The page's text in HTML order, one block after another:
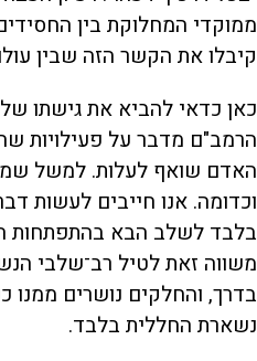
ממוקדי המחלוקת בין
קיבלו את הקשר הזה שבין
כאן כדאי להביא את גישתו
הרמב"ם מדבר על פעילויות
האדם שואף לעלות. למשל
וכדומה. אנו חייבים לעשות
בלבד לשלב הבא בהתפתחות
משווה זאת לטיל רב־שלבי
בדרך, והחלקים נושרים ממנו
נשארת החללית בלבד.